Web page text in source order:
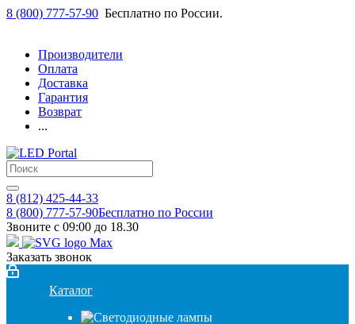
8 (800) 777-57-90 Бесплатно по России.
Производители
Оплата
Доставка
Гарантия
Возврат
...
8 (812) 425-44-33
8 (800) 777-57-90Бесплатно по России
Звоните с 09:00 до 18.30
Заказать звонок
Каталог